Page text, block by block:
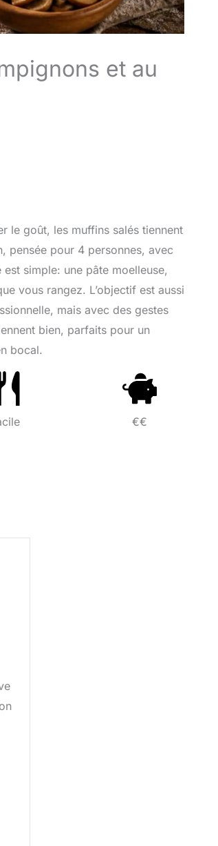
et au
le goût, les muffins salés tiennent
pensée pour 4 personnes, avec
simple: une pâte moelleuse,
vous rangez. L’objectif est aussi
mais avec des gestes
bien, parfaits pour un
bocal.
€€